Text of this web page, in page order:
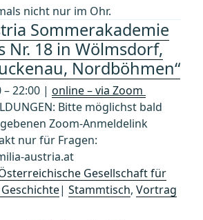
nicht nur im Ohr.
Sommerakademie
Nr. 18 in Wölmsdorf,
Nordböhmen“
– 22:00 | online – via Zoom
Bitte möglichst bald
Zoom-Anmeldelink
nur für Fragen:
austria.at
Gesellschaft für
| Stammtisch, Vortrag